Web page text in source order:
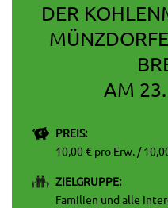
DER
AM
PREIS:
10,00 € pro Erw. /
ZIELGRUPPE:
Familien und alle